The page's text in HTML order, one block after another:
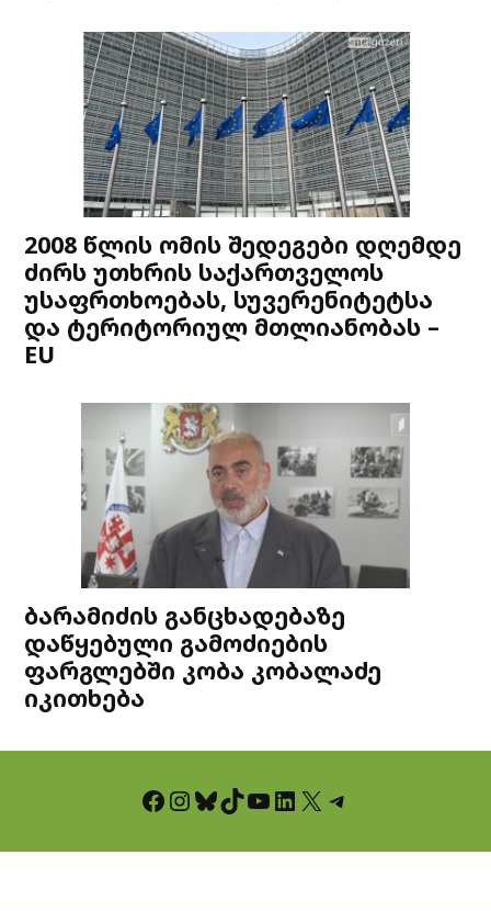
2008 წლის ომის შედეგები დღემდე
ძირს უთხრის საქართველოს
უსაფრთხოებას, სუვერენიტეტსა
და ტერიტორიულ მთლიანობას –
EU
ბარამიძის განცხადებაზე
დაწყებული გამოძიების
ფარგლებში კობა კობალაძე
იკითხება
Facebook InstagramBluesky TikTok YouTube LinkedIn X Telegram